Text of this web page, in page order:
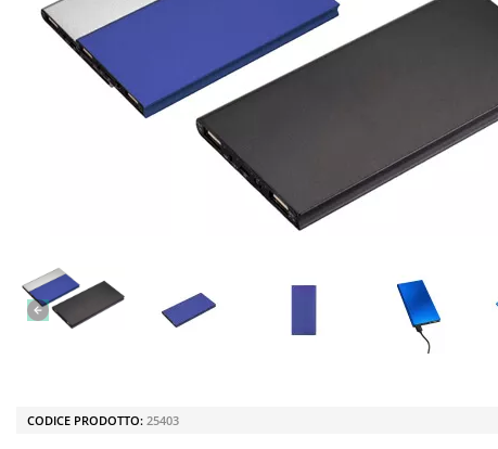
CODICE PRODOTTO: 25403